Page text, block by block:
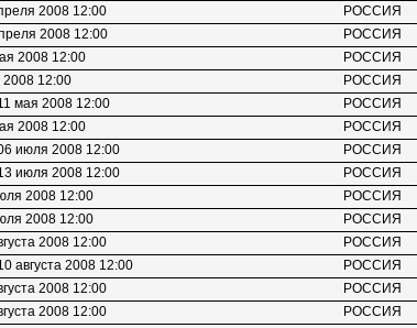
2008 12:00
РОССИЯ
2008 12:00
РОССИЯ
2008 12:00
РОССИЯ
12:00
РОССИЯ
мая 2008 12:00
РОССИЯ
2008 12:00
РОССИЯ
июля 2008 12:00
РОССИЯ
июля 2008 12:00
РОССИЯ
2008 12:00
РОССИЯ
2008 12:00
РОССИЯ
2008 12:00
РОССИЯ
августа 2008 12:00
РОССИЯ
2008 12:00
РОССИЯ
2008 12:00
РОССИЯ